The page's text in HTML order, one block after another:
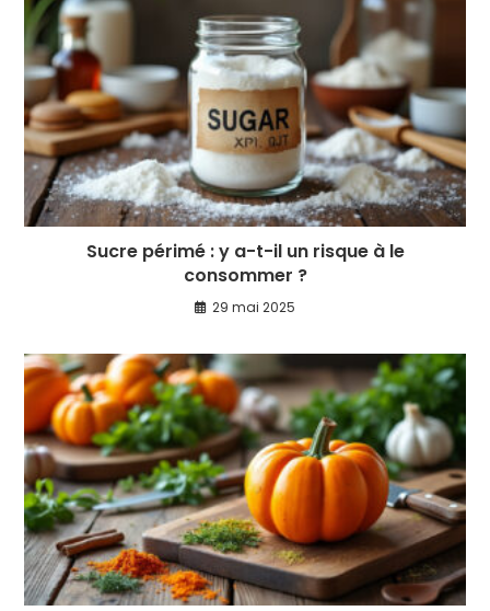
Sucre périmé : y a-t-il un risque à le
consommer ?
29 mai 2025